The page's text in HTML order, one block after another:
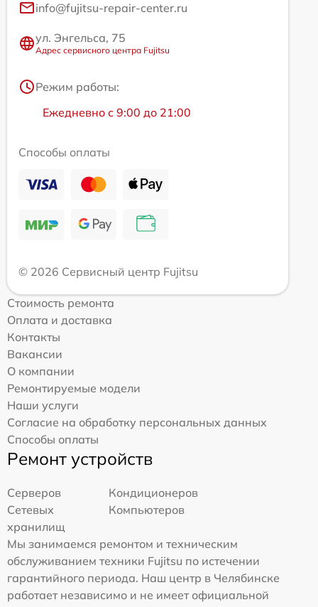
info@fujitsu-repair-center.ru
ул. Энгельса, 75
Адрес сервисного центра Fujitsu
Режим работы:
Ежедневно с 9:00 до 21:00
Способы оплаты
© 2026 Сервисный центр Fujitsu
Стоимость ремонта
Оплата и доставка
Контакты
Вакансии
О компании
Ремонтируемые модели
Наши услуги
Согласие на обработку персональных данных
Способы оплаты
Ремонт устройств
Серверов
Кондиционеров
Сетевых
хранилищ
Компьютеров
Мы занимаемся ремонтом и техническим
обслуживанием техники Fujitsu по истечении
гарантийного периода. Наш центр в Челябинске
работает независимо и не имеет официальной